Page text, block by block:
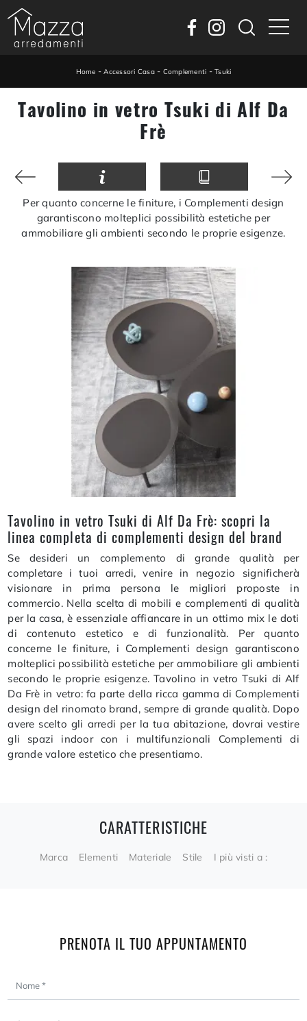
Home -Accessori Casa- Complementi -Tsuki
Tavolino in vetro Tsuki di Alf Da
Frè
Per quanto concerne le finiture, i Complementi design
garantiscono molteplici possibilità estetiche per
ammobiliare gli ambienti secondo le proprie esigenze.
Tavolino in vetro Tsuki di Alf Da Frè: scopri la
linea completa di complementi design del brand
Se desideri un complemento di grande qualità per
completare i tuoi arredi, venire in negozio significherà
visionare in prima persona le migliori proposte in
commercio. Nella scelta di mobili e complementi di qualità
per la casa, è essenziale affiancare in un ottimo mix le doti
di contenuto estetico e di funzionalità. Per quanto
concerne le finiture, i Complementi design garantiscono
molteplici possibilità estetiche per ammobiliare gli ambienti
secondo le proprie esigenze. Tavolino in vetro Tsuki di Alf
Da Frè in vetro: fa parte della ricca gamma di Complementi
design del rinomato brand, sempre di grande qualità. Dopo
avere scelto gli arredi per la tua abitazione, dovrai vestire
gli spazi indoor con i multifunzionali Complementi di
grande valore estetico che presentiamo.
CARATTERISTICHE
Marca Elementi Materiale Stile I più visti a :
PRENOTA IL TUO APPUNTAMENTO